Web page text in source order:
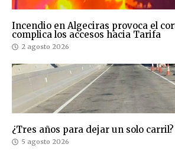
Incendio en Algeciras provoca el
complica los accesos hacia Tarifa
2 agosto 2026
¿Tres años para dejar un solo carril?
5 agosto 2026